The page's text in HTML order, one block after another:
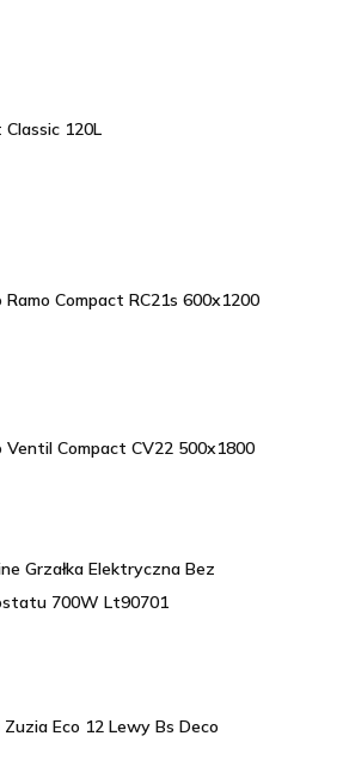
Classic 120L
Ramo Compact RC21s 600x1200
Ventil Compact CV22 500x1800
Grzałka Elektryczna Bez
700W Lt90701
Eco 12 Lewy Bs Deco